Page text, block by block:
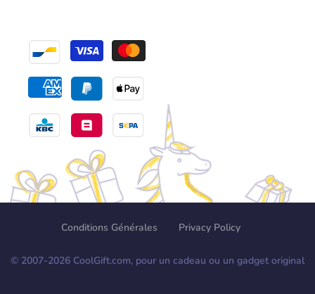
Conditions Générales Privacy Policy
© 2007-2026 CoolGift.com, pour un cadeau ou un gadget original